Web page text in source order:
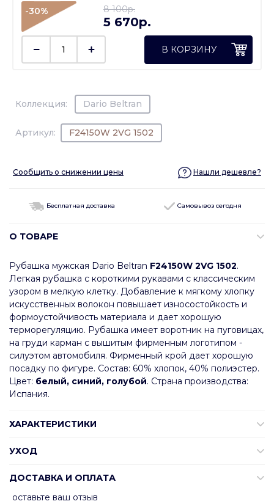
Коллекция: Dario Beltran
Артикул: F24150W 2VG 1502
-30% 8 100p.
5 670p.
В КОРЗИНУ
Сообщить о снижении цены Нашли дешевле?
Бесплатная доставка Самовывоз сегодня
О ТОВАРЕ
Рубашка мужская Dario Beltran F24150W 2VG 1502.
Легкая рубашка с короткими рукавами с классическим
узором в мелкую клетку. Добавление к мягкому хлопку
искусственных волокон повышает износостойкость и
формоустойчивость материала и дает хорошую
терморегуляцию. Рубашка имеет воротник на пуговицах,
на груди карман с вышитым фирменным логотипом -
силуэтом автомобиля. Фирменный крой дает хорошую
посадку по фигуре. Состав: 60% хлопок, 40% полиэстер.
Цвет: белый, синий, голубой. Страна производства:
Испания.
ХАРАКТЕРИСТИКИ
УХОД
ДОСТАВКА И ОПЛАТА
оставьте ваш отзыв